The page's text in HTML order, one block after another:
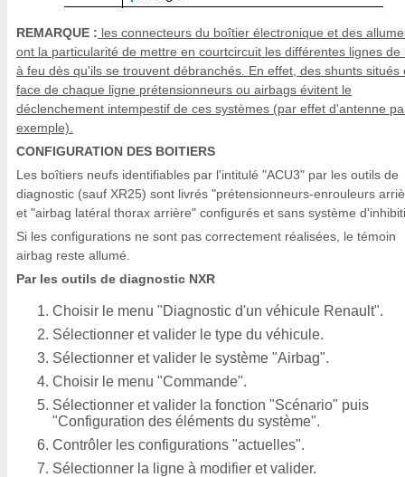
REMARQUE : les connecteurs du boîtier électronique et des
ont la particularité de mettre en courtcircuit les différentes lignes de
à feu dès qu'ils se trouvent débranchés. En effet, des shunts situés
face de chaque ligne prétensionneurs ou airbags évitent le
déclenchement intempestif de ces systèmes (par effet d'antenne
exemple).
CONFIGURATION DES BOITIERS
Les boîtiers neufs identifiables par l'intitulé "ACU3" par les outils de
diagnostic (sauf XR25) sont livrés "prétensionneurs-enrouleurs
et "airbag latéral thorax arrière" configurés et sans système
Si les configurations ne sont pas correctement réalisées, le témoin
airbag reste allumé.
Par les outils de diagnostic NXR
Choisir le menu "Diagnostic d'un véhicule Renault".
Sélectionner et valider le type du véhicule.
Sélectionner et valider le système "Airbag".
Choisir le menu "Commande".
Sélectionner et valider la fonction "Scénario" puis
"Configuration des éléments du système".
Contrôler les configurations "actuelles".
Sélectionner la ligne à modifier et valider.